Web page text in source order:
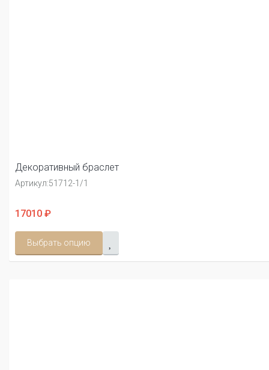
Декоративный браслет
Артикул:51712-1/1
17010 ₽
Выбрать опцию